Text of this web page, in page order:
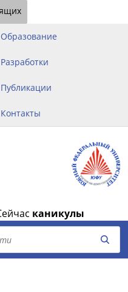
Образование
Разработки
Публикации
Контакты
каникулы